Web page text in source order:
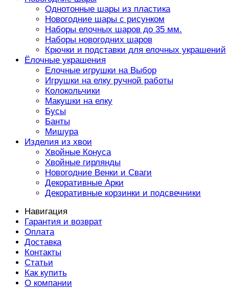
Однотонные шары из пластика
Новогодние шары с рисунком
Наборы елочных шаров до 35 мм.
Наборы новогодних шаров
Крючки и подставки для елочных украшений
Ёлочные украшения
Елочные игрушки на Выбор
Игрушки на елку ручной работы
Колокольчики
Макушки на елку
Бусы
Банты
Мишура
Изделия из хвои
Хвойные Конуса
Хвойные гирлянды
Новогодние Венки и Сваги
Декоративные Арки
Декоративные корзинки и подсвечники
Навигация
Гарантия и возврат
Оплата
Доставка
Контакты
Статьи
Как купить
О компании